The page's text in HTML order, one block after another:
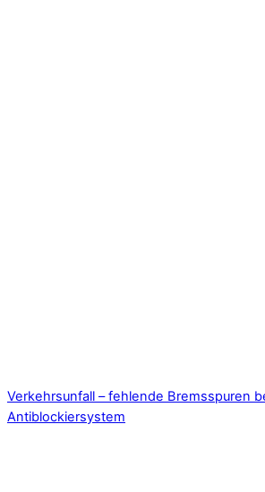
Verkehrsunfall – fehlende Bremsspuren
Antiblockiersystem